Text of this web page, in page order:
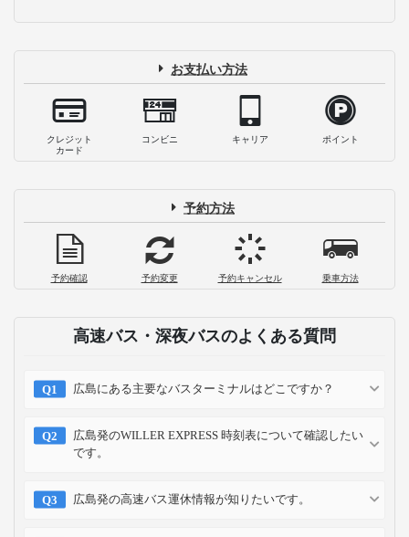
お支払い方法
クレジット
カード
コンビニ キャリア ポイント
予約方法
予約確認 予約変更 予約キャンセル 乗車方法
高速バス・深夜バスのよくある質問
広島にある主要なバスターミナルはどこですか？
広島発のWILLER EXPRESS 時刻表について確認したい
です。
広島発の高速バス運休情報が知りたいです。